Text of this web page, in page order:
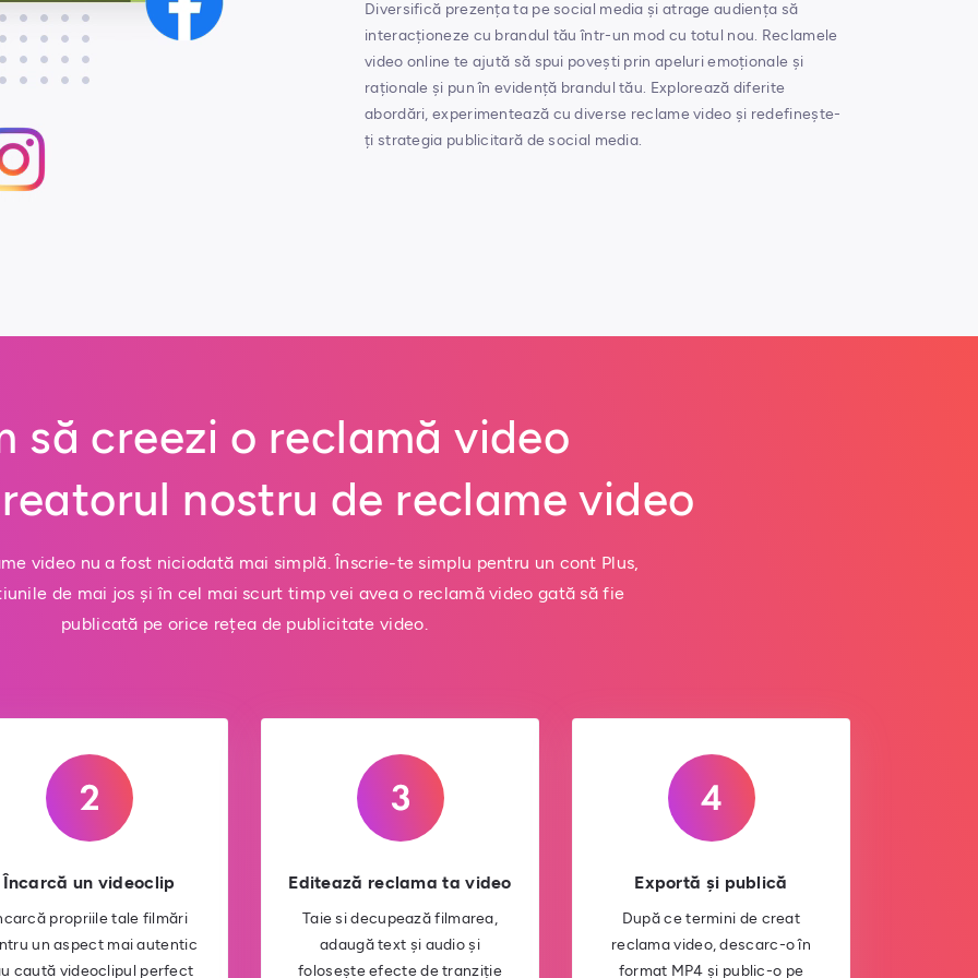
Diversifică prezența ta pe social media și atrage audiența să
interacționeze cu brandul tău într-un mod cu totul nou. Reclamele
video online te ajută să spui povești prin apeluri emoționale și
raționale și pun în evidență brandul tău. Explorează diferite
abordări, experimentează cu diverse reclame video și redefinește-
ți strategia publicitară de social media.
să creezi o reclamă video
nostru de reclame video
video nu a fost niciodată mai simplă. Înscrie-te simplu pentru un cont Plus,
de mai jos și în cel mai scurt timp vei avea o reclamă video gată să fie
publicată pe orice rețea de publicitate video.
Încarcă un videoclip
propriile tale filmări
un aspect mai autentic
caută videoclipul perfect
Editează reclama ta video
Taie si decupează filmarea,
adaugă text și audio și
folosește efecte de tranziție
Exportă și publică
După ce termini de creat
reclama video, descarc-o în
format MP4 și public-o pe